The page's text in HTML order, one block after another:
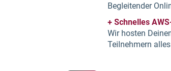
Begleitender
+ Schnelles
Wir hosten
Teilnehmern